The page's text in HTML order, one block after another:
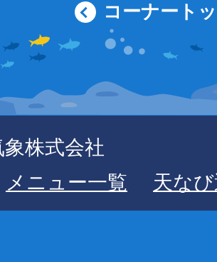
コーナート
株式会社
メニュー一覧
天な